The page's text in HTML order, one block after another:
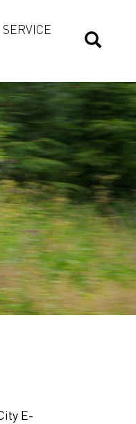
SERVICE
E-